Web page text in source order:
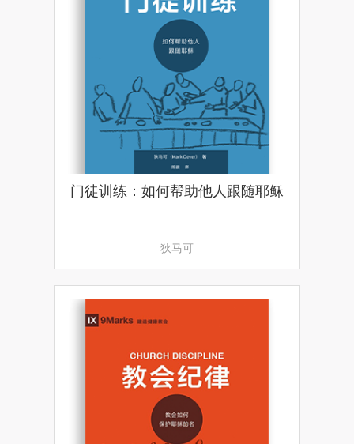
门徒训练：如何帮助他人跟随耶稣
狄马可